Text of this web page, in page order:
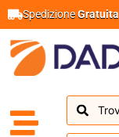
SpedizioneGratuita